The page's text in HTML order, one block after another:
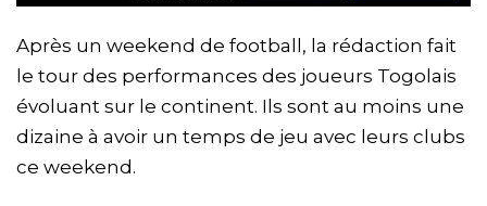
Après un weekend de football, la rédaction fait
le tour des performances des joueurs Togolais
évoluant sur le continent. Ils sont au moins une
dizaine à avoir un temps de jeu avec leurs clubs
ce weekend.